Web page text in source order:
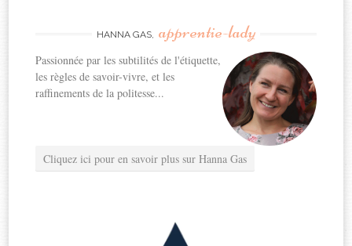
HANNA GAS, apprentie-lady
Passionnée par les subtilités de l'étiquette,
les règles de savoir-vivre, et les
raffinements de la politesse...
Cliquez ici pour en savoir plus sur Hanna Gas